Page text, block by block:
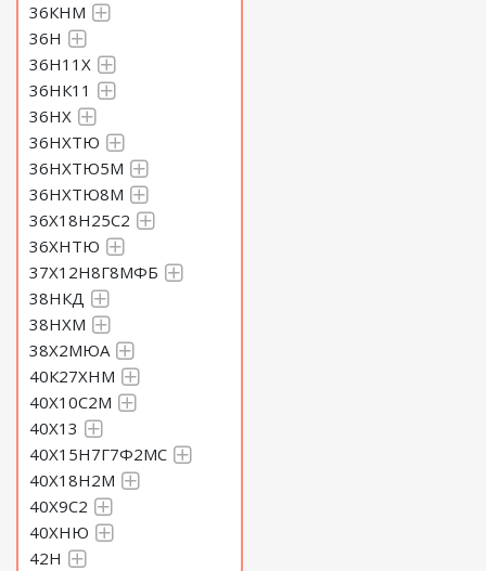
36КНМ
36Н
36Н11Х
36НК11
36НХ
36НХТЮ
36НХТЮ5М
36НХТЮ8М
36Х18Н25С2
36ХНТЮ
37Х12Н8Г8МФБ
38НКД
38НХМ
38Х2МЮА
40К27ХНМ
40Х10С2М
40Х13
40Х15Н7Г7Ф2МС
40Х18Н2М
40Х9С2
40ХНЮ
42Н